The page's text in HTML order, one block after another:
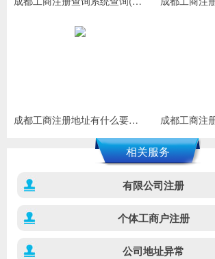
成都工商注册地址有什么要求(工商注册需要的资料)
相关服务
有限公司注册
个体工商户注册
公司地址异常